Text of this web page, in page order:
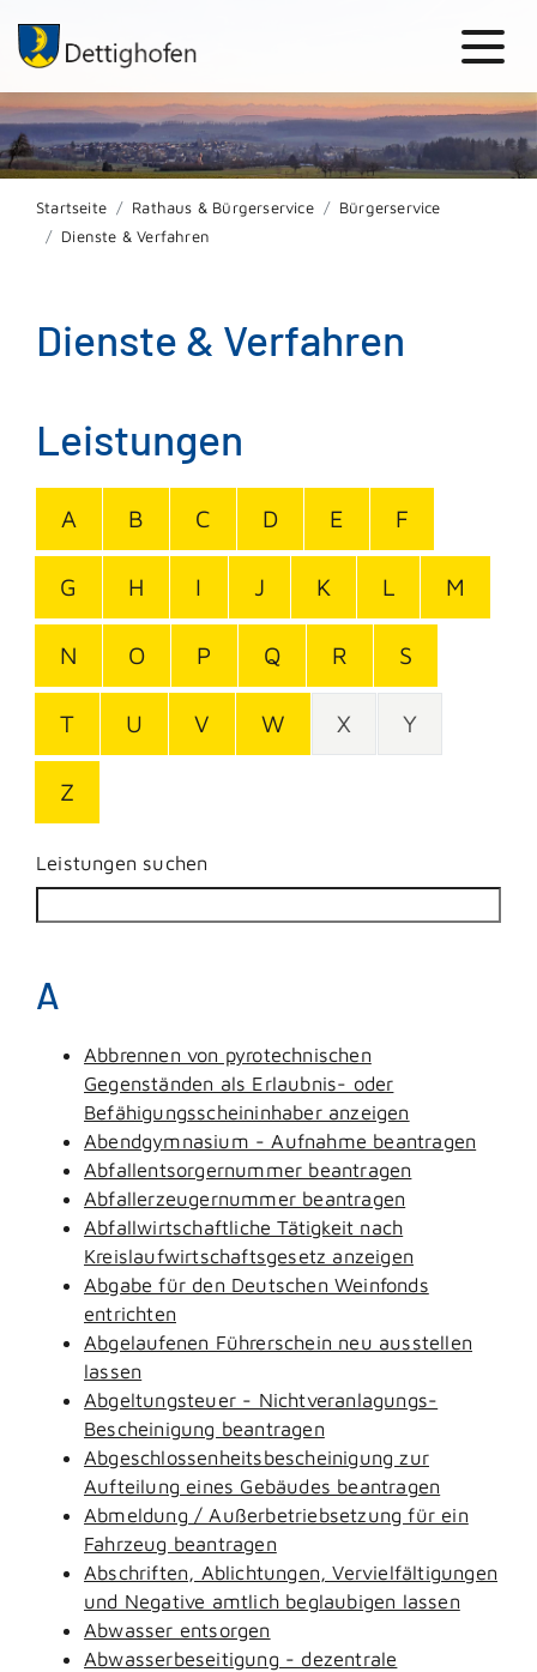
Startseite Rathaus & Bürgerservice
Bürgerservice
Dienste & Verfahren
Dienste & Verfahren
Leistungen
A B C D E F
G H I J K L M
N O P Q R S
T U V W X Y
Z
Leistungen suchen
A
Abbrennen von pyrotechnischen
Gegenständen als Erlaubnis- oder
Befähigungsscheininhaber anzeigen
Abendgymnasium - Aufnahme beantragen
Abfallentsorgernummer beantragen
Abfallerzeugernummer beantragen
Abfallwirtschaftliche Tätigkeit nach
Kreislaufwirtschaftsgesetz anzeigen
Abgabe für den Deutschen Weinfonds
entrichten
Abgelaufenen Führerschein neu ausstellen
lassen
Abgeltungsteuer - Nichtveranlagungs-
Bescheinigung beantragen
Abgeschlossenheitsbescheinigung zur
Aufteilung eines Gebäudes beantragen
Abmeldung / Außerbetriebsetzung für ein
Fahrzeug beantragen
Abschriften, Ablichtungen, Vervielfältigungen
und Negative amtlich beglaubigen lassen
Abwasser entsorgen
Abwasserbeseitigung - dezentrale